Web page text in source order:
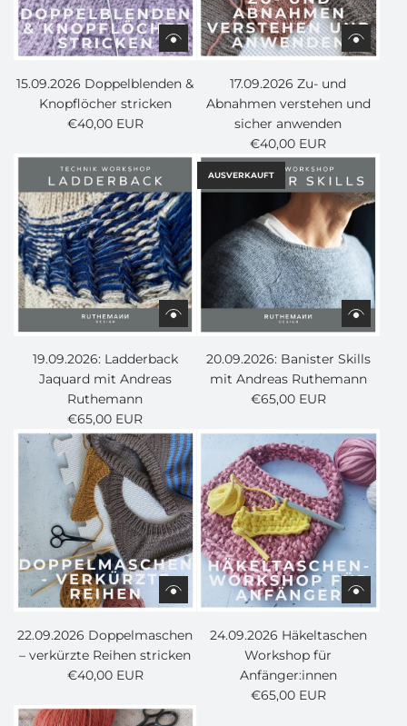
15.09.2026 Doppelblenden &
Knopflöcher stricken
€40,00 EUR
17.09.2026 Zu- und
Abnahmen verstehen und
sicher anwenden
€40,00 EUR
19.09.2026: Ladderback
Jaquard mit Andreas
Ruthemann
€65,00 EUR
AUSVERKAUFT
20.09.2026: Banister Skills
mit Andreas Ruthemann
€65,00 EUR
22.09.2026 Doppelmaschen
– verkürzte Reihen stricken
€40,00 EUR
24.09.2026 Häkeltaschen
Workshop für
Anfänger:innen
€65,00 EUR